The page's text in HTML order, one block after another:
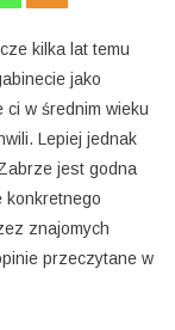
kilka lat temu
jako
w średnim wieku
Lepiej jednak
jest godna
konkretnego
znajomych
przeczytane w